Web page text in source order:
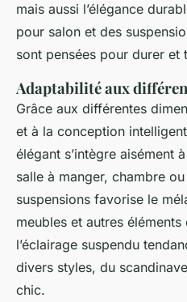
mais aussi l’élégance
pour salon et des
sont pensées pour durer et
Adaptabilité aux
Grâce aux différentes
et à la conception
élégant s’intègre aisément
salle à manger, chambre
suspensions favorise le
meubles et autres
l’éclairage suspendu
divers styles, du
chic.